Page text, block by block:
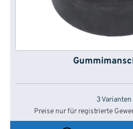
3 Varianten
Preise nur für registrierte